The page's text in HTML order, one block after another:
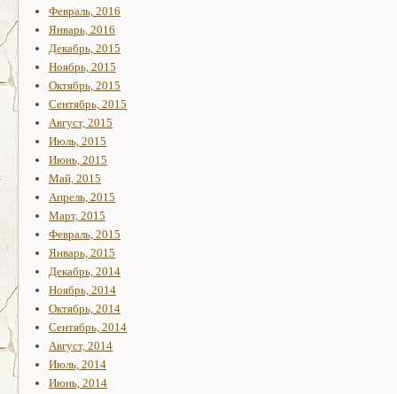
Февраль, 2016
Январь, 2016
Декабрь, 2015
Ноябрь, 2015
Октябрь, 2015
Сентябрь, 2015
Август, 2015
Июль, 2015
Июнь, 2015
Май, 2015
Апрель, 2015
Март, 2015
Февраль, 2015
Январь, 2015
Декабрь, 2014
Ноябрь, 2014
Октябрь, 2014
Сентябрь, 2014
Август, 2014
Июль, 2014
Июнь, 2014